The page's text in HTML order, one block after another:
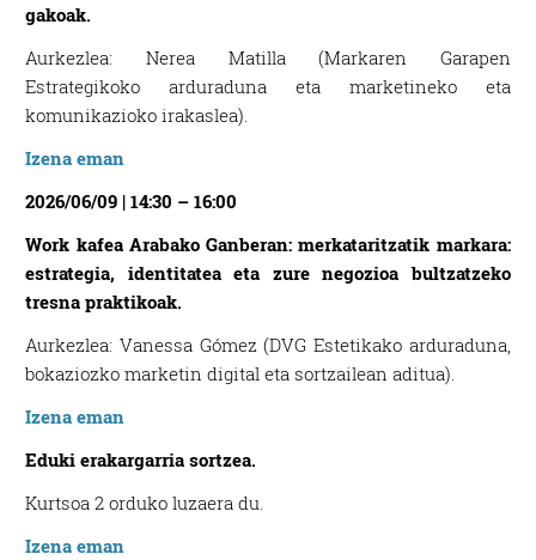
gakoak.
Aurkezlea: Nerea Matilla (Markaren Garapen
Estrategikoko arduraduna eta marketineko eta
komunikazioko irakaslea).
Izena eman
2026/06/09 | 14:30 – 16:00
Work kafea Arabako Ganberan: merkataritzatik markara:
estrategia, identitatea eta zure negozioa bultzatzeko
tresna praktikoak.
Aurkezlea: Vanessa Gómez (DVG Estetikako arduraduna,
bokaziozko marketin digital eta sortzailean aditua).
Izena eman
Eduki erakargarria sortzea.
Kurtsoa 2 orduko luzaera du.
Izena eman